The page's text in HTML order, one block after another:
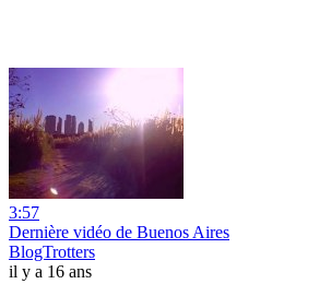
3:57
Dernière vidéo de Buenos Aires
BlogTrotters
il y a 16 ans